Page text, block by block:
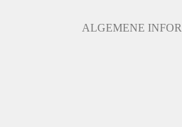
ALGEMENE